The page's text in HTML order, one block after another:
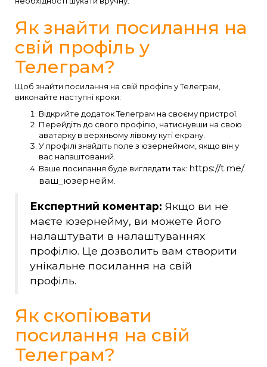
Як знайти посилання на
свій профіль у
Телеграм?
Щоб знайти посилання на свій профіль у Телеграм,
виконайте наступні кроки:
Відкрийте додаток Телеграм на своєму пристрої.
Перейдіть до свого профілю, натиснувши на свою
аватарку в верхньому лівому куті екрану.
У профілі знайдіть поле з юзернеймом, якщо він у
вас налаштований.
Ваше посилання буде виглядати так: https://t.me/
ваш_юзернейм.
Експертний коментар: Якщо ви не
маєте юзернейму, ви можете його
налаштувати в налаштуваннях
профілю. Це дозволить вам створити
унікальне посилання на свій
профіль.
Як скопіювати
посилання на свій
Телеграм?